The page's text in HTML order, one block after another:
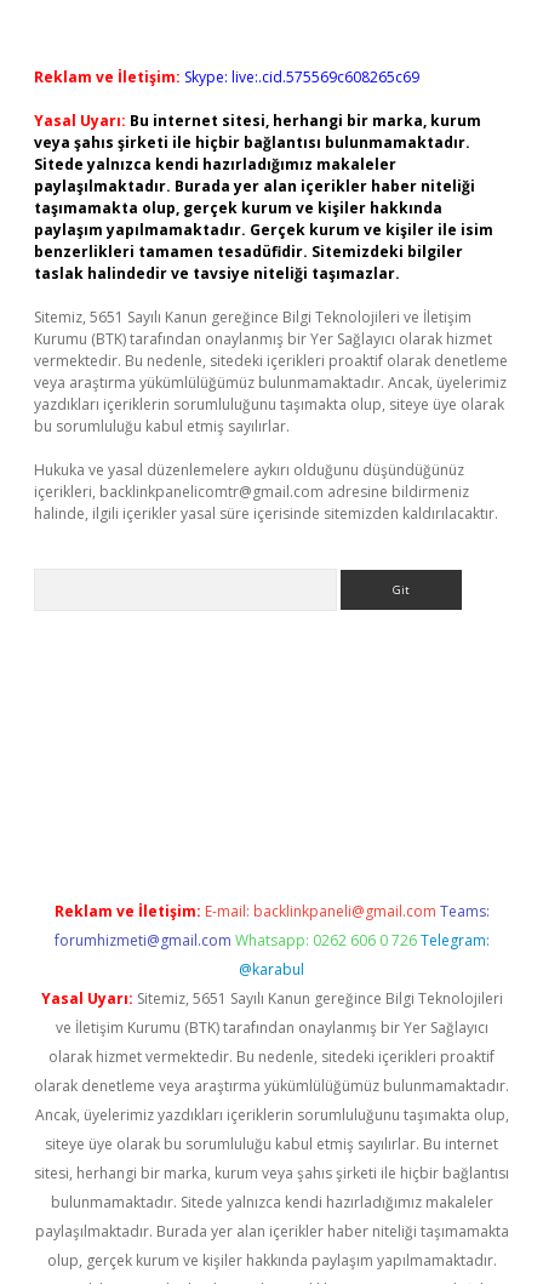
Reklam ve İletişim: Skype: live:.cid.575569c608265c69
Yasal Uyarı: Bu internet sitesi, herhangi bir marka, kurum
veya şahıs şirketi ile hiçbir bağlantısı bulunmamaktadır.
Sitede yalnızca kendi hazırladığımız makaleler
paylaşılmaktadır. Burada yer alan içerikler haber niteliği
taşımamakta olup, gerçek kurum ve kişiler hakkında
paylaşım yapılmamaktadır. Gerçek kurum ve kişiler ile isim
benzerlikleri tamamen tesadüfidir. Sitemizdeki bilgiler
taslak halindedir ve tavsiye niteliği taşımazlar.
Sitemiz, 5651 Sayılı Kanun gereğince Bilgi Teknolojileri ve İletişim
Kurumu (BTK) tarafından onaylanmış bir Yer Sağlayıcı olarak hizmet
vermektedir. Bu nedenle, sitedeki içerikleri proaktif olarak denetleme
veya araştırma yükümlülüğümüz bulunmamaktadır. Ancak, üyelerimiz
yazdıkları içeriklerin sorumluluğunu taşımakta olup, siteye üye olarak
bu sorumluluğu kabul etmiş sayılırlar.
Hukuka ve yasal düzenlemelere aykırı olduğunu düşündüğünüz
içerikleri, backlinkpanelicomtr@gmail.com adresine bildirmeniz
halinde, ilgili içerikler yasal süre içerisinde sitemizden kaldırılacaktır.
Reklam ve İletişim: E-mail: backlinkpaneli@gmail.com Teams:
forumhizmeti@gmail.com Whatsapp: 0262 606 0 726 Telegram:
@karabul
Yasal Uyarı: Sitemiz, 5651 Sayılı Kanun gereğince Bilgi Teknolojileri
ve İletişim Kurumu (BTK) tarafından onaylanmış bir Yer Sağlayıcı
olarak hizmet vermektedir. Bu nedenle, sitedeki içerikleri proaktif
olarak denetleme veya araştırma yükümlülüğümüz bulunmamaktadır.
Ancak, üyelerimiz yazdıkları içeriklerin sorumluluğunu taşımakta olup,
siteye üye olarak bu sorumluluğu kabul etmiş sayılırlar. Bu internet
sitesi, herhangi bir marka, kurum veya şahıs şirketi ile hiçbir bağlantısı
bulunmamaktadır. Sitede yalnızca kendi hazırladığımız makaleler
paylaşılmaktadır. Burada yer alan içerikler haber niteliği taşımamakta
olup, gerçek kurum ve kişiler hakkında paylaşım yapılmamaktadır.